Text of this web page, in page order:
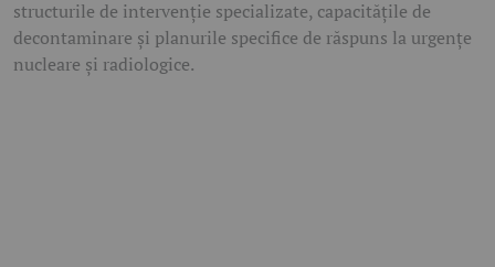
structurile de intervenție specializate, capacitățile de
decontaminare și planurile specifice de răspuns la urgențe
nucleare și radiologice.